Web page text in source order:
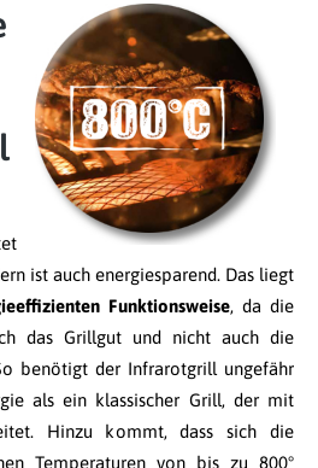
ist auch energiesparend. Das liegt
Funktionsweise, da die
das Grillgut und nicht auch die
benötigt der Infrarotgrill ungefähr
als ein klassischer Grill, der mit
Hinzu kommt, dass sich die
Temperaturen von bis zu 800°